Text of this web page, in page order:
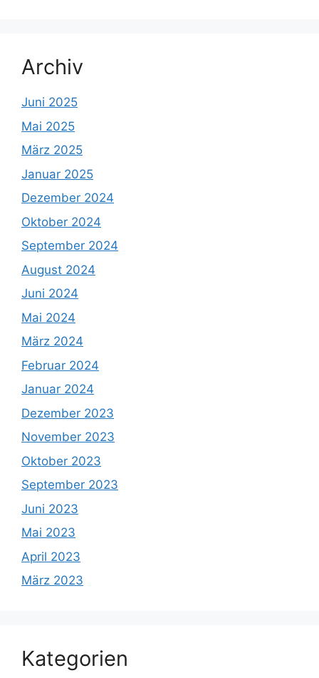
Archiv
Juni 2025
Mai 2025
März 2025
Januar 2025
Dezember 2024
Oktober 2024
September 2024
August 2024
Juni 2024
Mai 2024
März 2024
Februar 2024
Januar 2024
Dezember 2023
November 2023
Oktober 2023
September 2023
Juni 2023
Mai 2023
April 2023
März 2023
Kategorien